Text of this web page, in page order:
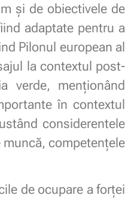
și de obiectivele de
adaptate pentru a
Pilonul european al
la contextul post-
verde, menționând
în contextul
considerentele
muncă, competențele
de ocupare a forței